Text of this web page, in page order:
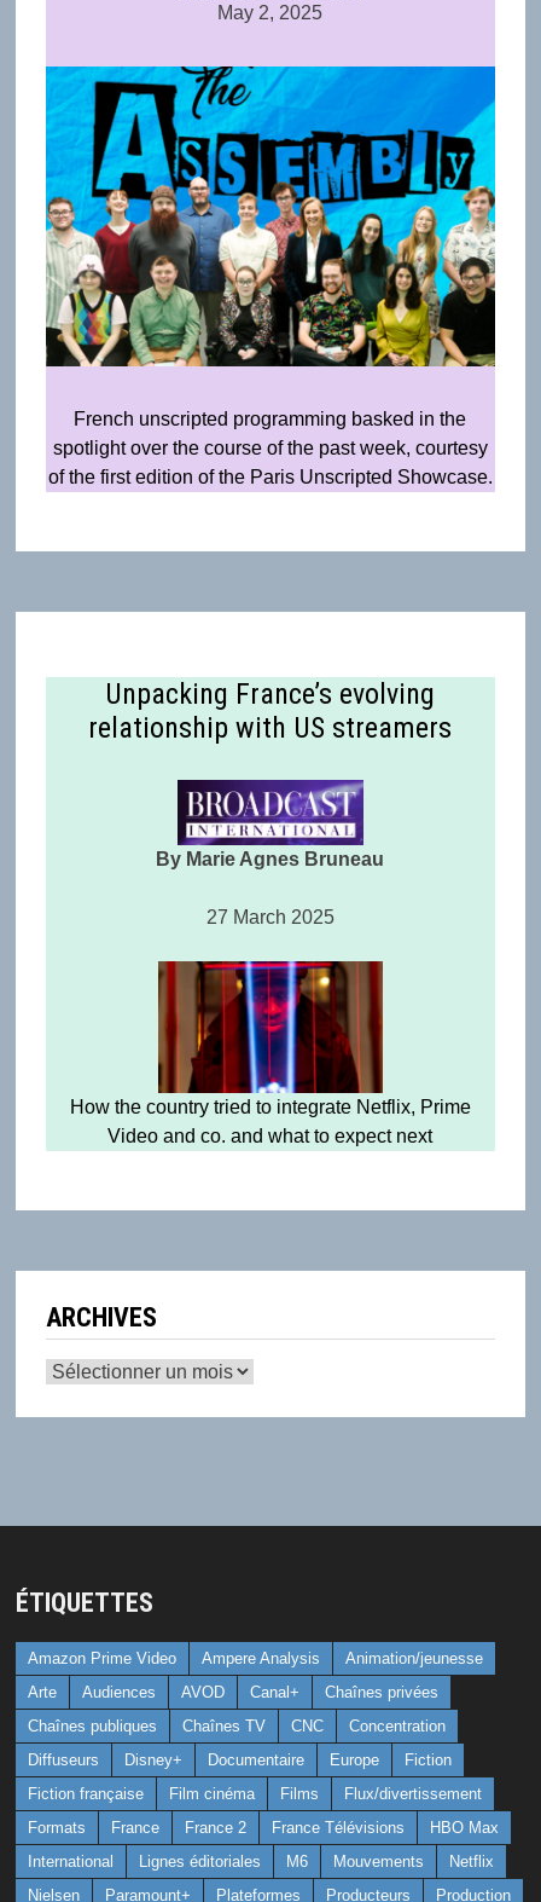
May 2, 2025
French unscripted programming basked in the
spotlight over the course of the past week, courtesy
of the first edition of the Paris Unscripted Showcase.
Unpacking France’s evolving
relationship with US streamers
By Marie Agnes Bruneau
27 March 2025
How the country tried to integrate Netflix, Prime
Video and co. and what to expect next
ARCHIVES
Archives
ÉTIQUETTES
Amazon Prime Video Ampere Analysis
Animation/jeunesse
Arte
Audiences AVOD Canal+
Chaînes privées
Chaînes publiques
Chaînes TV CNC
Concentration
Diffuseurs
Disney+ Documentaire Europe
Fiction
Fiction française
Film cinéma Films
Flux/divertissement
Formats
France France 2 France Télévisions
HBO Max
International
Lignes éditoriales M6 Mouvements
Netflix
Nielsen
Paramount+ Plateformes Producteurs Production